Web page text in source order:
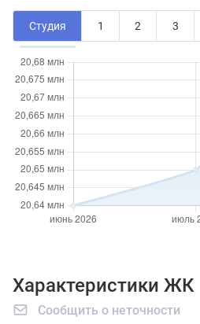
Студия 1 2 3
Характеристики ЖК
Сообщить о неточности